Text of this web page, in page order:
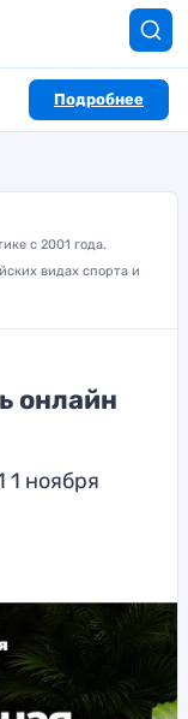
Подробнее
с 2001 года.
видах спорта и
онлайн
ноября